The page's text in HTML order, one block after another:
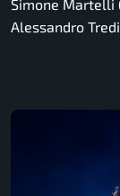
Simone Martelli
Alessandro